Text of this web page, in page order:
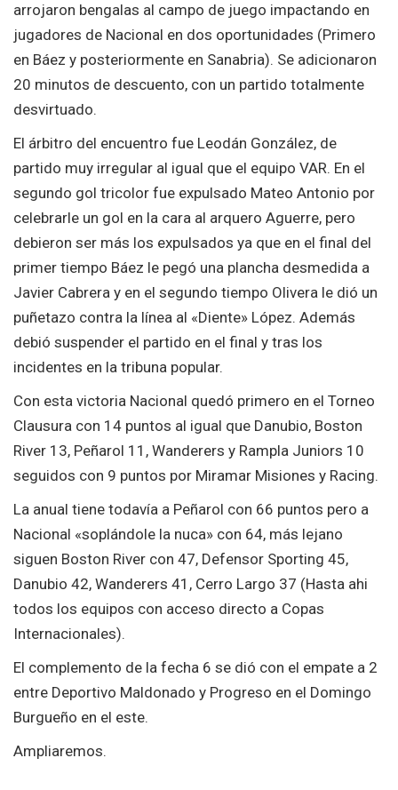
arrojaron bengalas al campo de juego impactando en
jugadores de Nacional en dos oportunidades (Primero
en Báez y posteriormente en Sanabria). Se adicionaron
20 minutos de descuento, con un partido totalmente
desvirtuado.
El árbitro del encuentro fue Leodán González, de
partido muy irregular al igual que el equipo VAR. En el
segundo gol tricolor fue expulsado Mateo Antonio por
celebrarle un gol en la cara al arquero Aguerre, pero
debieron ser más los expulsados ya que en el final del
primer tiempo Báez le pegó una plancha desmedida a
Javier Cabrera y en el segundo tiempo Olivera le dió un
puñetazo contra la línea al «Diente» López. Además
debió suspender el partido en el final y tras los
incidentes en la tribuna popular.
Con esta victoria Nacional quedó primero en el Torneo
Clausura con 14 puntos al igual que Danubio, Boston
River 13, Peñarol 11, Wanderers y Rampla Juniors 10
seguidos con 9 puntos por Miramar Misiones y Racing.
La anual tiene todavía a Peñarol con 66 puntos pero a
Nacional «soplándole la nuca» con 64, más lejano
siguen Boston River con 47, Defensor Sporting 45,
Danubio 42, Wanderers 41, Cerro Largo 37 (Hasta ahi
todos los equipos con acceso directo a Copas
Internacionales).
El complemento de la fecha 6 se dió con el empate a 2
entre Deportivo Maldonado y Progreso en el Domingo
Burgueño en el este.
Ampliaremos.